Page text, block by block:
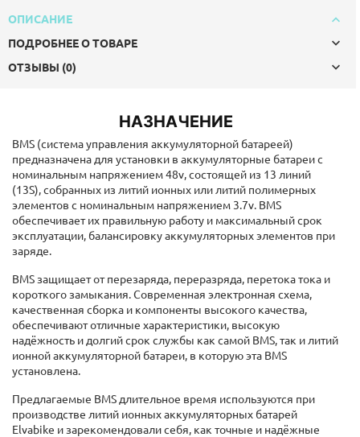
ОПИСАНИЕ
ПОДРОБНЕЕ О ТОВАРЕ
ОТЗЫВЫ (0)
НАЗНАЧЕНИЕ
BMS (система управления аккумуляторной батареей)
предназначена для установки в аккумуляторные батареи с
номинальным напряжением 48v, состоящей из 13 линий
(13S), собранных из литий ионных или литий полимерных
элементов с номинальным напряжением 3.7v. ВМS
обеспечивает их правильную работу и максимальный срок
эксплуатации, балансировку аккумуляторных элементов при
заряде.
BMS защищает от перезаряда, переразряда, перетока тока и
короткого замыкания. Современная электронная схема,
качественная сборка и компоненты высокого качества,
обеспечивают отличные характеристики, высокую
надёжность и долгий срок службы как самой BMS, так и литий
ионной аккумуляторной батареи, в которую эта BMS
установлена.
Предлагаемые BMS длительное время используются при
производстве литий ионных аккумуляторных батарей
Elvabike и зарекомендовали себя, как точные и надёжные